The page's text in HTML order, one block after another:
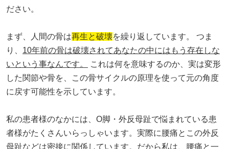
ださい。
まず、人間の骨は再生と破壊を繰り返しています。 つま
り、 10年前の骨は破壊されてあなたの中にはもう存在しな
いという事なんです。
これは何を意味するのか、実は変形
した関節や骨を、この骨サイクルの原理を使って元の角度
に戻す可能性を示しています。
私の患者様のなかには、O脚・外反母趾で悩まれている患
者様がたくさんいらっしゃいます。実際に腰痛とこの外反
母趾などは密接に関係しています。だから私は、腰痛と一